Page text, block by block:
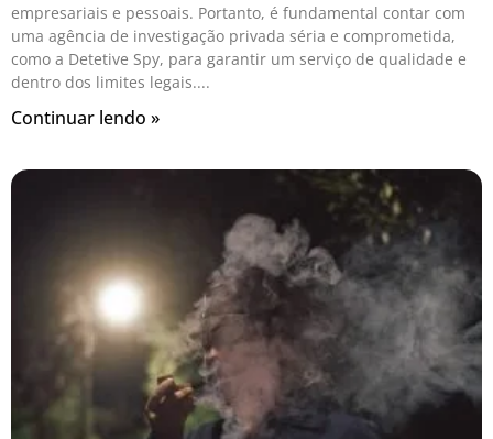
empresariais e pessoais. Portanto, é fundamental contar com
uma agência de investigação privada séria e comprometida,
como a Detetive Spy, para garantir um serviço de qualidade e
dentro dos limites legais.
Continuar lendo »